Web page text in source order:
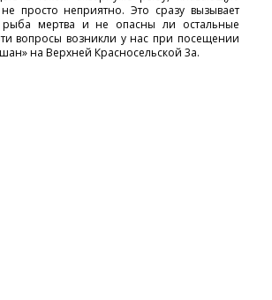
просто неприятно. Это сразу вызывает
рыба мертва и не опасны ли остальные
вопросы возникли у нас при посещении
на Верхней Красносельской 3а.